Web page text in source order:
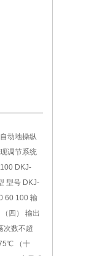
动地操纵
调节系统
DKJ-
型号 DKJ-
60 100 输
四） 输出
次数不超
（十